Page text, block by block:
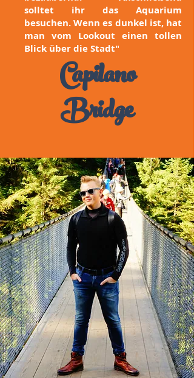
solltet ihr das Aquarium
besuchen. Wenn es dunkel ist, hat
man vom Lookout einen tollen
Blick über die Stadt"
Capilano
Bridge